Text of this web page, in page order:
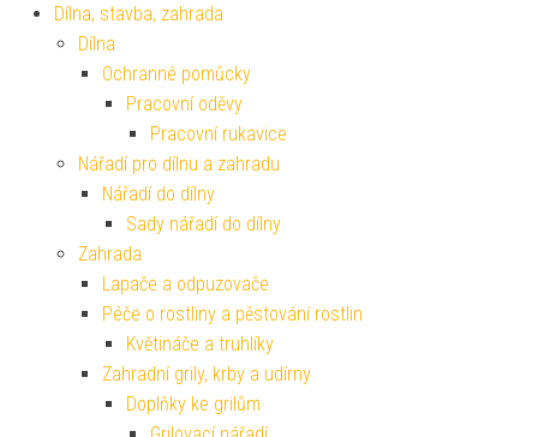
Dílna, stavba, zahrada
Dílna
Ochranné pomůcky
Pracovní oděvy
Pracovní rukavice
Nářadí pro dílnu a zahradu
Nářadí do dílny
Sady nářadí do dílny
Zahrada
Lapače a odpuzovače
Péče o rostliny a pěstování rostlin
Květináče a truhlíky
Zahradní grily, krby a udírny
Doplňky ke grilům